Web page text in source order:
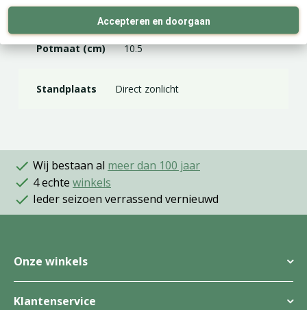
Accepteren en doorgaan
Kleur Rood
Potmaat (cm) 10.5
Standplaats Direct zonlicht
Wij bestaan al meer dan 100 jaar
4 echte winkels
Ieder seizoen verrassend vernieuwd
Onze winkels
Klantenservice